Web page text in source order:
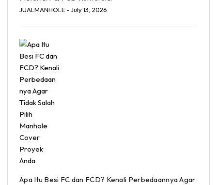
JUALMANHOLE - July 13, 2026
Apa Itu Besi FC dan FCD? Kenali Perbedaannya Agar